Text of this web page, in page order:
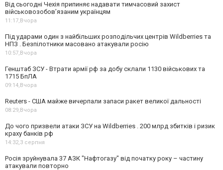
Від сьогодні Чехія припиняє надавати тимчасовий захист
військовозобов’язаним українцям
11:17,Вчора
Під ударами один з найбільших розподільчих центрів Wildberries та
НПЗ . Безпілотники масовано атакували росію
10:57,Вчора
Генштаб ЗСУ - Втрати армії рф за добу склали 1130 військових та
1715 БпЛА
09:14,Вчора
Reuters - США майже вичерпали запаси ракет великої дальності
08:29,Вчора
До чого призвели атаки ЗСУ на Wildberries . 200 млрд збитків і ризик
краху банків рф
14:32,3 серпня
Росія зруйнувала 37 АЗК "Нафтогазу" від початку року – частину
атакували повторно